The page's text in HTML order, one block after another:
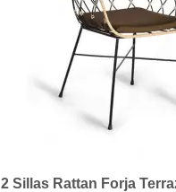
2 Sillas Rattan Forja